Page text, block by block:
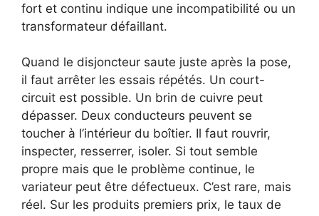
fort et continu indique une incompatibilité ou un
transformateur défaillant.
Quand le disjoncteur saute juste après la pose,
il faut arrêter les essais répétés. Un court-
circuit est possible. Un brin de cuivre peut
dépasser. Deux conducteurs peuvent se
toucher à l’intérieur du boîtier. Il faut rouvrir,
inspecter, resserrer, isoler. Si tout semble
propre mais que le problème continue, le
variateur peut être défectueux. C’est rare, mais
réel. Sur les produits premiers prix, le taux de